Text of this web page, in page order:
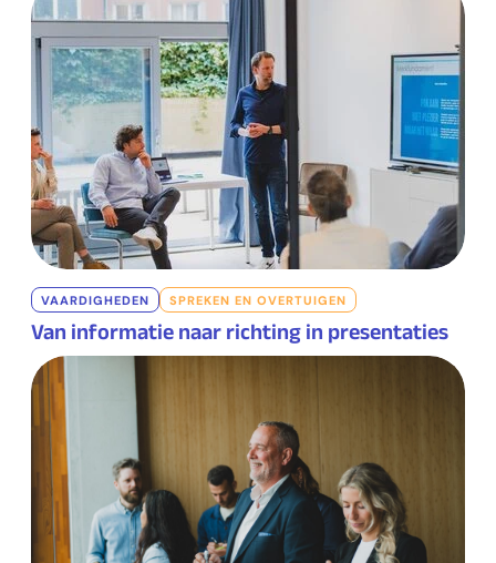
VAARDIGHEDEN SPREKEN EN OVERTUIGEN
Van informatie naar richting in presentaties